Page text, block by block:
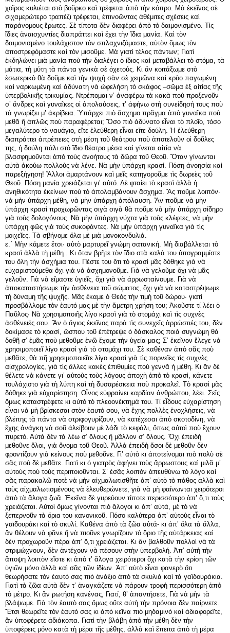
χοῖρος κυλιέται στὸ βοῦρκο καὶ τρέφεται ἀπὸ τὴν κόπρο. Μὰ ἐκεῖνος σὲ
σιχαμερώτερο τραπέζι τρέφεται, ἐπινοῶντας ἀθέμιτες σχέσεις καὶ
παράνομους ἔρωτες. Σὲ τίποτα δὲν διαφέρει ἀπὸ τὸ δαιμονισμένο. Τὶς
ἴδιες ἀναισχυντίες διαπράττει καὶ ἔχει τὴν ἴδια μανία. Καὶ τὸν
δαιμονισμένο τουλάχιστον τὸν σπλαχνιζόμαστε, αὐτὸν ὅμως τὸν
ἀποστρεφόμαστε καὶ τὸν μισοῦμε. Μὰ γιατὶ τέλος πάντων; Γιατὶ
ἐκδηλώνει μιὰ μανία ποὺ τὴν διαλέγει ὁ ἴδιος καὶ μεταβάλλει τὸ στόμα, τὰ
μάτια, τὴ μύτη τὰ πάντα γενικὰ σὲ ὀχετούς. Κι ἄν κοιτάξωμε στὸ
ἐσωτερικὸ θὰ δοῦμε καὶ τὴν ψυχὴ σὰν σὲ χειμῶνα καὶ κρὺο παγωμένη
καὶ ναρκωμένη καὶ ἀδύνατη νὰ ὠφελήση τὸ σκάφος –σῶμα ἐξ αἰτίας τῆς
ὑπερβολικῆς τρικυμίας. Ντρέπομαι ν’ ἀναφέρω τὰ κακὰ ποὺ προξενοῦν
σ’ ἄνδρες καὶ γυναῖκες οἱ ἀπολαύσεις, τ’ ἀφήνω στὴ συνείδησή τους ποὺ
τὰ γνωρίζει μ’ ἀκρίβεια. Ὑπάρχει πιὸ ἄσχημο πρᾶγμα ἀπὸ γυναῖκα ποὺ
μεθᾶ ἤ ἁπλῶς ποὺ παραφέρεται; Ὅσο πιὸ ἀδύνατο εἶναι τὸ πλοῖο, τόσο
μεγαλύτερο τὸ ναυάγιο, εἴτε ἐλεύθερη εἶναι εἴτε δούλη. Ἡ ἐλεύθερη
διαπράττει ἀπρέπειες στὴ μέση τοῦ θεάτρου ποὺ ἀποτελοῦν οἱ δοῦλες
της, ἡ δούλη πάλι στὸ ἴδιο θέατρο μέσα καὶ γίνεται αἰτία νὰ
βλασφημοῦνται ἀπὸ τοὺς ἀνοήτους τὰ δῶρα τοῦ Θεοῦ. Ὅταν γίνωνται
αὐτὰ ἀκούω πολλοὺς νὰ λένε. Νὰ μὴν ὑπάρχη κρασί. Πόση ἀνοησία καὶ
παρεξήγηση! Ἄλλοι ἁμαρτάνουν καὶ μεῖς κατηγοροῦμε τὶς δωρεὲς τοῦ
Θεοῦ. Πόση μανία χρειάζεται γι’ αὐτό. Δὲ φταίει τὸ κρασὶ ἀλλὰ ἡ
ἀνηθικότητα ἐκείνων ποὺ τὸ ἀπολαμβάνουν ἄσχημα. Ἄς ποῦμε λοιπόν·
νὰ μὴν ὑπάρχη μέθη, νὰ μὴν ὑπάρχη ἀπόλαυση. Ἄν ποῦμε νὰ μὴν
ὑπάρχη κρασὶ προχωρῶντας σιγὰ σιγὰ θὰ ποῦμε νὰ μὴν ὑπάρχη σίδηρο
γιὰ τοὺς δολογόνους. Νὰ μὴν ὑπάρχη νύχτα γιὰ τοὺς κλέφτες, νὰ μὴν
ὑπάρχη φῶς γιὰ τοὺς συκοφάντες. Νὰ μὴν ὑπάρχη γυναῖκα γιὰ τὶς
μοιχεῖες. Τὰ σβήνομε ὅλα μὲ μιὰ μονοκονδυλιά.
ε.΄ Μὴν κάμετε ἔτσι· αὐτὸ μαρτυρεῖ γνώμη σατανική. Μὴ διαβάλλεται τὸ
κρασὶ ἀλλὰ τὴ μέθη . Κι ὅταν βρῆτε τὸν ἴδιο στὰ καλὰ του ὑπογραμμίστε
του ὅλη τὴν ἀσχήμια του. Πέστε του ὅτι τὸ κρασὶ μᾶς δόθηκε γιὰ νὰ
εὐχαριστούμεθα ὄχι γιὰ νὰ ἀσχημονοῦμε. Γιὰ νὰ γελοῦμε ὄχι νὰ μᾶς
γελοῦν. Γιὰ νὰ εἴμαστε ὑγιεῖς, ὄχι γιὰ νὰ ἀρρωσταίνουμε. Γιὰ νὰ
ἀποκαταστήσωμε τὴν ἀσθένεια τοῦ σώματος, ὄχι γιὰ νὰ καταστρέψωμε
τὴ δύναμη τῆς ψυχῆς. Μᾶς ἔκαμε ὁ Θεὸς τὴν τιμὴ τοῦ δώρου· γιατὶ
προσβάλλομε τὸν ἑαυτό μας μὲ τὴν ἄμετρη χρήση του; Ἀκοῦστε τί λέει ὁ
Παῦλος· Νὰ χρησιμοποιῆς λίγο κρασὶ γιὰ τὸ στομάχι καὶ τὶς συχνὲς
ἀσθένειές σου. Ἄν ὁ ἅγιος ἐκεῖνος παρὰ τὶς συνεχεῖς ἀρρώστιές του, δὲν
δοκίμασε τὸ κρασί, ὥσπου τοῦ ἐπέτρεψε ὁ δάσκαλος ποιὰ συγνώμη θὰ
δοθῆ σ’ ἐμᾶς ποὺ μεθοῦμε ἐνῶ ἔχομε τὴν ὑγεία μας; Σ’ ἐκεῖνον ἔλεγε νὰ
χρησιμοποιεῖ λίγο κρασὶ γιὰ τὸ στομάχι του. Σὲ καθέναν ἀπὸ σᾶς ποὺ
μεθᾶτε, θὰ πῆ χρησιμοποιεῖτε λίγο κρασὶ γιὰ τὶς πορνεῖες τὶς συχνὲς
αἰσχρολογίες, γιὰ τὶς ἄλλες κακὲς ἐπιθυμίες ποὺ γεννᾶ ἡ μέθη. Κι ἄν δὲ
θέλετε νὰ κάνετε γι’ αὐτοὺς τοὺς λόγους ἀποχὴ ἀπὸ τὸ κρασὶ, κάνετε
τουλάχιστο γιὰ τὴ λύπη καὶ τὴ δυσαρέσκεια ποὺ προκαλεῖ. Τὸ κρασὶ μᾶς
δόθηκε γιὰ εὐχαρίστηση. Οἶνος εὐφραίνει καρδίαν ἀνθρώπου, λέει. Σεῖς
ὅμως καταστρέφετε κι αὐτὸ τὸ πλεοονέκτημά του. Τί εἶδους εὐχαρίστηση
εἶναι νὰ μὴ βρίσκεσαι στὸν ἑαυτό σου, νὰ ἔχης πολλὲς ἐνοχλήσεις, νὰ
βλέπης τὰ πάντα νὰ στριφογυρίζουν, νὰ κατέχεσαι ἀπὸ σκοτοδίνη, νὰ
ἔχης ἀνάγκη νὰ σοῦ ἀλείβουν μὲ λάδι τὸ κεφάλι, ὅπως αὐτοὶ ποὺ ἔχουν
πυρετό. Αὐτὰ δὲν τὰ λέω σ’ ὅλους ἤ μᾶλλον σ’ ὅλους. Ὄχι ἐπειδὴ
μεθοῦνε ὅλοι, γιὰ ὄνομα τοῦ Θεοῦ. Ἀλλὰ ἐπειδὴ ὅσοι δὲ μεθοῦν δὲν
φροντίζουν γιὰ κείνους ποὺ μεθοῦνε. Γι’ αὐτὸ κι ἀποτείνομαι πιὸ πολὺ σὲ
σᾶς ποὺ δὲ μεθᾶτε. Γιατὶ κι ὁ γιατρὸς ἀφήνει τοὺς ἄρρωστους καὶ μιλᾶ μ’
αὐτοὺς ποὺ τοὺς περιποιοῦνται. Σ’ ἐσᾶς λοιπὸν ἀπευθύνω τὸ λόγο καὶ
σᾶς παρακαλῶ ποτὲ νὰ μὴν αἰχμαλωτισθῆτε ἀπ’ αὐτὸ τὸ πάθος ἀλλὰ καὶ
τοὺς αἰχμαλωτισμένους νὰ ἐλευθερώνετε, γιὰ νὰ μὴ φαίνωνται χειρότεροι
ἀπὸ τὰ ἄλογα ζωᾶ. Ἐκεῖνα δὲ γυρεύουν τίποτε περισσότερο ἀπ’ ὅ,τι τοὺς
χρειάζεται. Αὐτοὶ ὅμως γίνονται πιὸ ἄλογοι κι ἀπ’ αὐτά, μὲ τὸ νὰ
ξεπερνοῦν τὰ ὅρια του κανονικοῦ. Πόσο καλύτερα ἀπ’ αὐτοὺς εἶναι τὸ
γαϊδουράκι καὶ τὸ σκυλί. Καθένα ἀπὸ τὰ ζῶα αὐτά- κι ἀπ’ ὅλα τὰ ἄλλα,
ἄν θέλουν νὰ φᾶνε ἤ νὰ πιοῦνε γνωρίζουν τὸ ὅριο τῆς αὐτάρκειας καὶ
δὲν προχωροῦν πέρα ἀπ’ ὅ,τι χρειάζεται. Κι ἄν βαλθοῦν πολλοὶ νὰ τὰ
στριμώχνουν, δὲν ἀντέχουν νὰ πέσουν στὴν ὑπερβολή. Ἀπ’ αὐτὴ τὴν
ἄποψη λοιπὸν εἴστε κι ἀπὸ τ’ ἄλογα χειρότεροι ὄχι κατὰ τὴν κρίση τῶν
ὑγιῶν μόνο ἀλλὰ καὶ σᾶς τῶν ἰδίων. Ἀπ’ αὐτὸ εἶναι φανερὸ ὅτι
θεωρήσατε τὸν ἑαυτό σας πιὸ ἀνάξιο ἀπὸ τὰ σκυλιὰ καὶ τὰ γαϊδουράκια.
Γιατὶ τὰ ζῶα αὐτὰ δὲν τ’ ἀναγκάζετε νὰ πάρουν τροφὴ περισσότερη ἀπὸ
τὸ μέτρο. Κι ἄν ρωτήση κανένας, Γιατί, θ’ ἀπαντήσετε, Γιὰ νὰ μὴν τὰ
βλάψωμε. Γιὰ τὸν ἑαυτὸ σας ὅμως οὔτε αὐτὴ τὴν πρόνοια δὲν παίρνετε.
Ἔτσι θεωρεῖτε τὸν ἑαυτό σας κι ἀπὸ κεῖνα πιὸ μηδαμινὸ καὶ ἀδιαφορεῖτε,
ἄν ὑποφέρετε ἀδιάκοπα. Γιατὶ τὴν βλάβη ἀπὸ τὴν μέθη δὲν τὴν
ὑποφέρεις μόνο κατὰ τὴ μέρα τῆς μέθης, ἀλλὰ καὶ ἔπειτα ἀπὸ τὴ μέρα